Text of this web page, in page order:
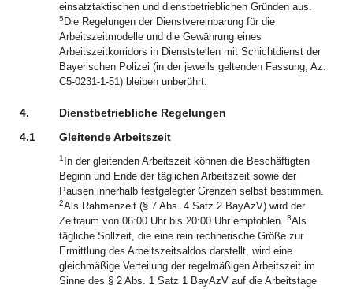
einsatztaktischen und dienstbetrieblichen Gründen aus.
5 Die Regelungen der Dienstvereinbarung für die
Arbeitszeitmodelle und die Gewährung eines
Arbeitszeitkorridors in Dienststellen mit Schichtdienst der
Bayerischen Polizei (in der jeweils geltenden Fassung, Az.
C5-0231-1-51) bleiben unberührt.
4.
Dienstbetriebliche Regelungen
4.1
Gleitende Arbeitszeit
1 In der gleitenden Arbeitszeit können die Beschäftigten
Beginn und Ende der täglichen Arbeitszeit sowie der
Pausen innerhalb festgelegter Grenzen selbst bestimmen.
2Als Rahmenzeit (§ 7 Abs. 4 Satz 2 BayAzV) wird der
Zeitraum von 06:00 Uhr bis 20:00 Uhr empfohlen. 3Als
tägliche Sollzeit, die eine rein rechnerische Größe zur
Ermittlung des Arbeitszeitsaldos darstellt, wird eine
gleichmäßige Verteilung der regelmäßigen Arbeitszeit im
Sinne des § 2 Abs. 1 Satz 1 BayAzV auf die Arbeitstage